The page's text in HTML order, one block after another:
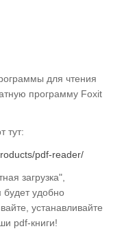
для чтения
программу Foxit
тут:
pdf-reader/
загрузка",
удобно
устанавливайте
pdf-книги!